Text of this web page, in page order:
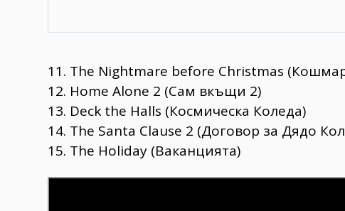
11. The Nightmare before Christmas
12. Home Alone 2 (Сам вкъщи 2)
13. Deck the Halls (Космическа Коледа)
14. The Santa Clause 2 (Договор за Дядо
15. The Holiday (Ваканцията)